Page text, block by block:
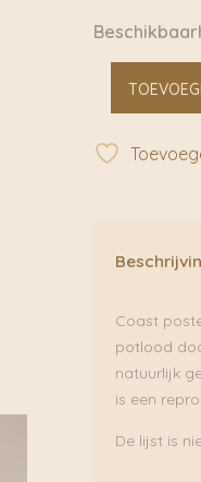
40
aantal
Coast
potlood
natuurlijk
is een
De lijst is